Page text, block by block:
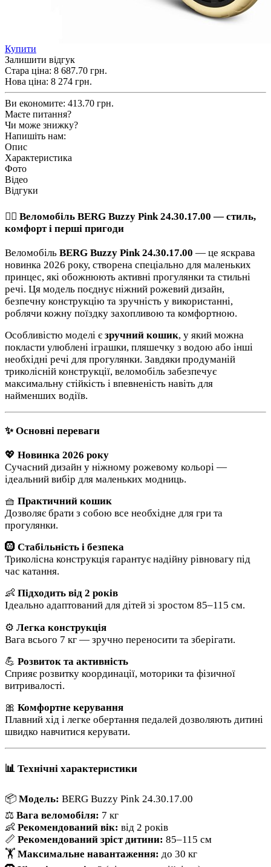
Купити
Залишити відгук
Стара ціна: 8 687.70 грн.
Нова ціна: 8 274 грн.
Ви економите: 413.70 грн.
Маєте питання?
Чи може знижку?
Напишіть нам:
Опис
Характеристика
Фото
Відео
Відгуки
🚴‍♀️ Веломобіль BERG Buzzy Pink 24.30.17.00 — стиль,
комфорт і перші пригоди
Веломобіль BERG Buzzy Pink 24.30.17.00 — це яскрава
новинка 2026 року, створена спеціально для маленьких
принцес, які обожнюють активні прогулянки та стильні
речі. Ця модель поєднує ніжний рожевий дизайн,
безпечну конструкцію та зручність у використанні,
роблячи кожну поїздку захопливою та комфортною.
Особливістю моделі є зручний кошик, у який можна
покласти улюблені іграшки, пляшечку з водою або інші
необхідні речі для прогулянки. Завдяки продуманій
триколісній конструкції, веломобіль забезпечує
максимальну стійкість і впевненість навіть для
найменших водіїв.
✨ Основні переваги
💖 Новинка 2026 року
Сучасний дизайн у ніжному рожевому кольорі —
ідеальний вибір для маленьких модниць.
🧺 Практичний кошик
Дозволяє брати з собою все необхідне для гри та
прогулянки.
🛞 Стабільність і безпека
Триколісна конструкція гарантує надійну рівновагу під
час катання.
👶 Підходить від 2 років
Ідеально адаптований для дітей зі зростом 85–115 см.
⚙️ Легка конструкція
Вага всього 7 кг — зручно переносити та зберігати.
💪 Розвиток та активність
Сприяє розвитку координації, моторики та фізичної
витривалості.
🎀 Комфортне керування
Плавний хід і легке обертання педалей дозволяють дитині
швидко навчитися керувати.
📊 Технічні характеристики
📦 Модель: BERG Buzzy Pink 24.30.17.00
⚖️ Вага веломобіля: 7 кг
👶 Рекомендований вік: від 2 років
📏 Рекомендований зріст дитини: 85–115 см
🏋️ Максимальне навантаження: до 30 кг